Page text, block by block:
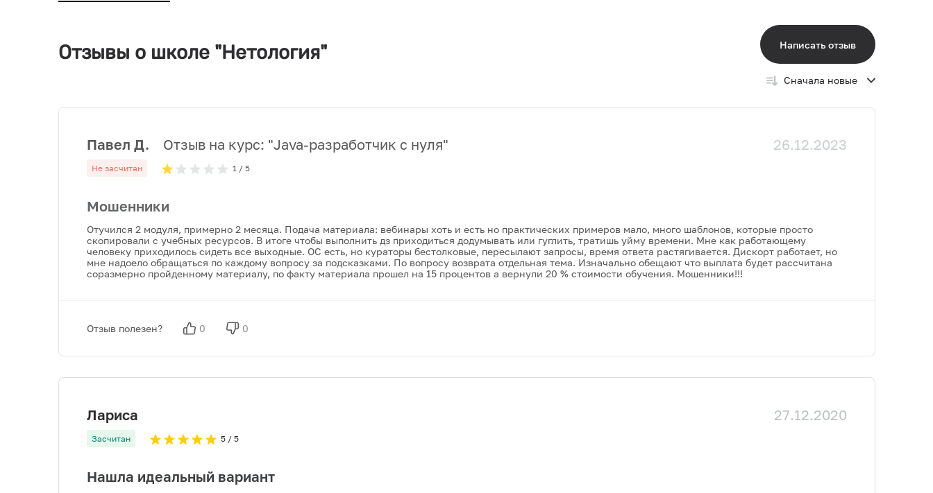
Отзывы о школе "Нетология" Написать отзыв
Сначала новые
Павел Д. Отзыв на курс: "Java-разработчик с нуля" 26.12.2023
Не засчитан 1 / 5
Мошенники
Отучился 2 модуля, примерно 2 месяца. Подача материала: вебинары хоть и есть но практических примеров мало, много шаблонов, которые просто
скопировали с учебных ресурсов. В итоге чтобы выполнить дз приходиться додумывать или гуглить, тратишь уйму времени. Мне как работающему
человеку приходилось сидеть все выходные. ОС есть, но кураторы бестолковые, пересылают запросы, время ответа растягивается. Дискорт работает, но
мне надоело обращаться по каждому вопросу за подсказками. По вопросу возврата отдельная тема. Изначально обещают что выплата будет рассчитана
соразмерно пройденному материалу, по факту материала прошел на 15 процентов а вернули 20 % стоимости обучения. Мошенники!!!
Отзыв полезен? 0 0
Лариса 27.12.2020
Засчитан 5 / 5
Нашла идеальный вариант